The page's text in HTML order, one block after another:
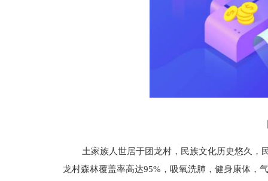
土家族人世居于团龙村，民族文化历史悠久，
龙村森林覆盖率高达95%，吸氧洗肺，健身康体，